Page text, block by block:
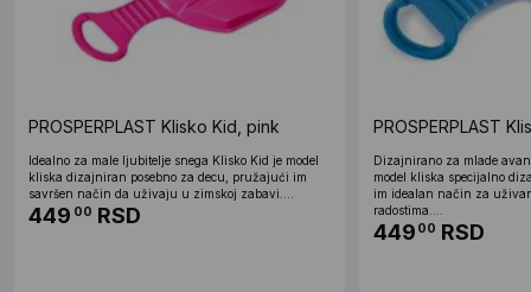
PROSPERPLAST Klisko Kid, pink
Idealno za male ljubitelje snega Klisko Kid je model
kliska dizajniran posebno za decu, pružajući im
savršen način da uživaju u zimskoj zabavi....
449 00 RSD
PROSPERPLAST
Dizajnirano za mlade
model kliska specijalno
im idealan način za
radostima....
449 00 RSD